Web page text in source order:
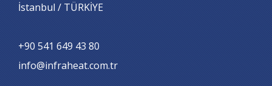
İstanbul / TÜRKİYE
+90 541 649 43 80
info@infraheat.com.tr